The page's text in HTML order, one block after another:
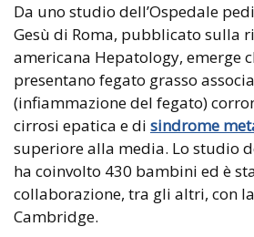
Da uno studio dell’Ospedale
Gesù di Roma, pubblicato sulla
americana Hepatology, emerge
presentano fegato grasso
(infiammazione del fegato)
cirrosi epatica e di sindrome
superiore alla media. Lo studio
ha coinvolto 430 bambini ed è
collaborazione, tra gli altri, con
Cambridge.